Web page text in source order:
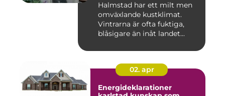
Halmstad har ett milt men
omväxlande kustklimat.
Vintrarna är ofta fuktiga,
blåsigare än inåt landet...
02. apr
Energideklarationer